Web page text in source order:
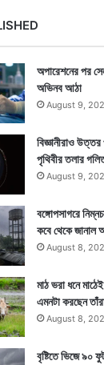
অপারেশনের পর
অভিনব আঠা
August 9,
বিজ্ঞানীরাও
পৃথিবীর তলার
August 9,
বঙ্গোপসাগরে
কবে থেকে জানাল
August 8,
মাঠ ভরা ধনে
এমনটা করছেন
August 8,
বৃষ্টিতে ভিজে ৯০